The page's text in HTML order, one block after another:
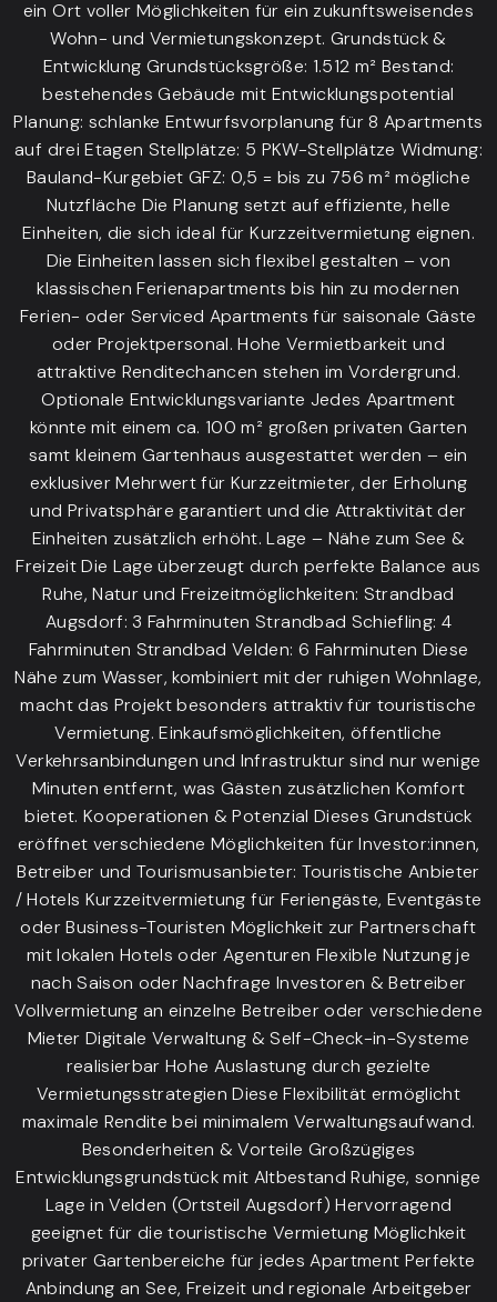
ein Ort voller Möglichkeiten für ein zukunftsweisendes
Wohn- und Vermietungskonzept. Grundstück &
Entwicklung Grundstücksgröße: 1.512 m² Bestand:
bestehendes Gebäude mit Entwicklungspotential
Planung: schlanke Entwurfsvorplanung für 8 Apartments
auf drei Etagen Stellplätze: 5 PKW-Stellplätze Widmung:
Bauland-Kurgebiet GFZ: 0,5 = bis zu 756 m² mögliche
Nutzfläche Die Planung setzt auf effiziente, helle
Einheiten, die sich ideal für Kurzzeitvermietung eignen.
Die Einheiten lassen sich flexibel gestalten – von
klassischen Ferienapartments bis hin zu modernen
Ferien- oder Serviced Apartments für saisonale Gäste
oder Projektpersonal. Hohe Vermietbarkeit und
attraktive Renditechancen stehen im Vordergrund.
Optionale Entwicklungsvariante Jedes Apartment
könnte mit einem ca. 100 m² großen privaten Garten
samt kleinem Gartenhaus ausgestattet werden – ein
exklusiver Mehrwert für Kurzzeitmieter, der Erholung
und Privatsphäre garantiert und die Attraktivität der
Einheiten zusätzlich erhöht. Lage – Nähe zum See &
Freizeit Die Lage überzeugt durch perfekte Balance aus
Ruhe, Natur und Freizeitmöglichkeiten: Strandbad
Augsdorf: 3 Fahrminuten Strandbad Schiefling: 4
Fahrminuten Strandbad Velden: 6 Fahrminuten Diese
Nähe zum Wasser, kombiniert mit der ruhigen Wohnlage,
macht das Projekt besonders attraktiv für touristische
Vermietung. Einkaufsmöglichkeiten, öffentliche
Verkehrsanbindungen und Infrastruktur sind nur wenige
Minuten entfernt, was Gästen zusätzlichen Komfort
bietet. Kooperationen & Potenzial Dieses Grundstück
eröffnet verschiedene Möglichkeiten für Investor:innen,
Betreiber und Tourismusanbieter: Touristische Anbieter
/ Hotels Kurzzeitvermietung für Feriengäste, Eventgäste
oder Business-Touristen Möglichkeit zur Partnerschaft
mit lokalen Hotels oder Agenturen Flexible Nutzung je
nach Saison oder Nachfrage Investoren & Betreiber
Vollvermietung an einzelne Betreiber oder verschiedene
Mieter Digitale Verwaltung & Self-Check-in-Systeme
realisierbar Hohe Auslastung durch gezielte
Vermietungsstrategien Diese Flexibilität ermöglicht
maximale Rendite bei minimalem Verwaltungsaufwand.
Besonderheiten & Vorteile Großzügiges
Entwicklungsgrundstück mit Altbestand Ruhige, sonnige
Lage in Velden (Ortsteil Augsdorf) Hervorragend
geeignet für die touristische Vermietung Möglichkeit
privater Gartenbereiche für jedes Apartment Perfekte
Anbindung an See, Freizeit und regionale Arbeitgeber